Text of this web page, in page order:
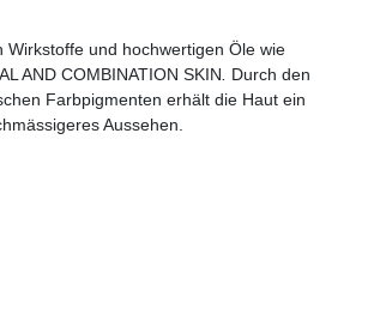
Wirkstoffe und hochwertigen Öle wie
AND COMBINATION SKIN
Durch den
Farbpigmenten erhält die Haut ein
Aussehen.